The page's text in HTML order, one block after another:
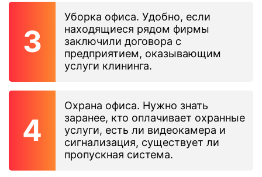
Уборка офиса. Удобно, если
находящиеся рядом фирмы
заключили договора с
предприятием, оказывающим
услуги клининга.
Охрана офиса. Нужно знать
заранее, кто оплачивает охранные
услуги, есть ли видеокамера и
сигнализация, существует ли
пропускная система.